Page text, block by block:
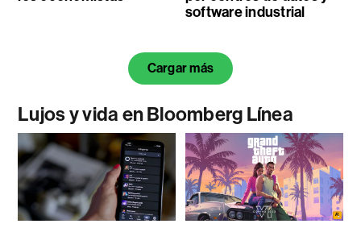
software industrial
Cargar más
Lujos y vida en Bloomberg Línea